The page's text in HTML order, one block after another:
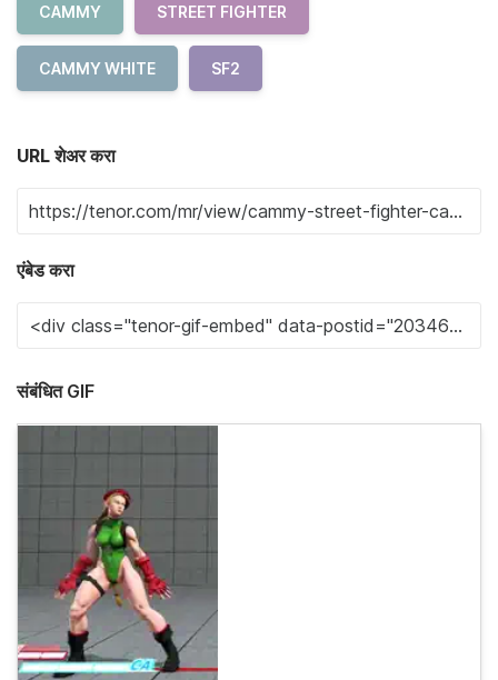
CAMMY STREET FIGHTER
CAMMY WHITE SF2
URL शेअर करा
एंबेड करा
संबंधित GIF